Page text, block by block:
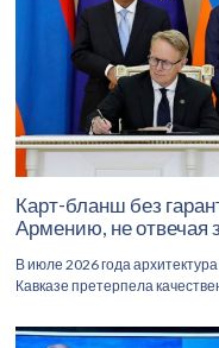
Карт-бланш без
Армению, не отвечая
В июле 2026 года
Кавказе претерпела